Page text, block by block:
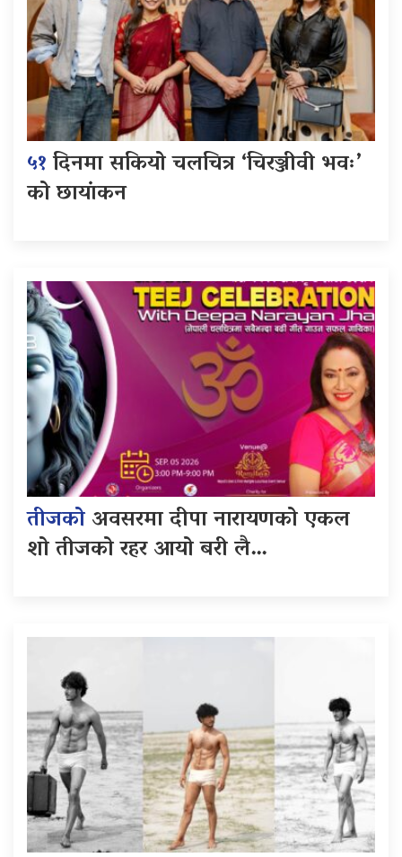
५१दिनमा सकियो चलचित्र ‘चिरञ्जीवी भवः’
को छायांकन
तीजकोअवसरमा दीपा नारायणको एकल
शो तीजको रहर आयो बरी लै…